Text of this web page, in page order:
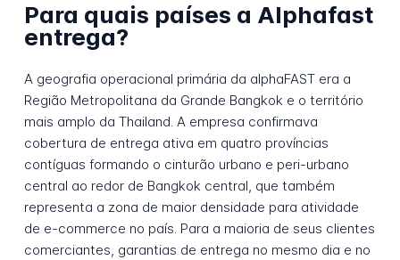
Para quais países a Alphafast
entrega?
A geografia operacional primária da alphaFAST era a
Região Metropolitana da Grande Bangkok e o território
mais amplo da Thailand. A empresa confirmava
cobertura de entrega ativa em quatro províncias
contíguas formando o cinturão urbano e peri-urbano
central ao redor de Bangkok central, que também
representa a zona de maior densidade para atividade
de e-commerce no país. Para a maioria de seus clientes
comerciantes, garantias de entrega no mesmo dia e no